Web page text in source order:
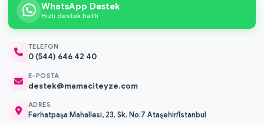
WhatsApp Destek
Hızlı destek hattı
TELEFON
0 (544) 646 42 40
E-POSTA
destek@mamaciteyze.com
ADRES
Ferhatpaşa Mahallesi, 23. Sk. No:7 Ataşehir/İstanbul